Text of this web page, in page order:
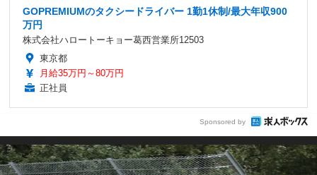
GOPREMIUMのタクシードライバー 1勤1休制/最大年収900
万円
株式会社ハロートーキョー葛西営業所12503
東京都
月給35万円～80万円
正社員
Sponsored by